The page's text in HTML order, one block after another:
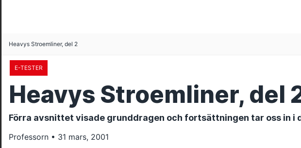
Heavys Stroemliner, del 2
E-TESTER
Heavys Stroemliner, del
Förra avsnittet visade grunddragen och fortsättningen tar oss in i
Professorn • 31 mars, 2001